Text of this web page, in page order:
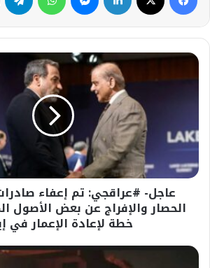
عاجل-
النفط
ورفع
الحصار
والإفراج
بعض
وإطلاق
عاجل- #عراقجي: تم إعفاء
الحصار والإفراج عن بعض الأصول
خطة لإعادة الإعمار في
عاجل-